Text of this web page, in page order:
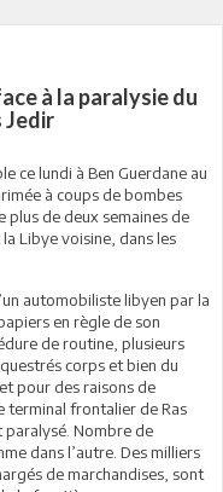
à la paralysie du
Jedir
ce lundi à Ben Guerdane au
à coups de bombes
plus de deux semaines de
Libye voisine, dans les
automobiliste libyen par la
en règle de son
de routine, plusieurs
corps et bien du
pour des raisons de
terminal frontalier de Ras
paralysé. Nombre de
dans l’autre. Des milliers
de marchandises, sont